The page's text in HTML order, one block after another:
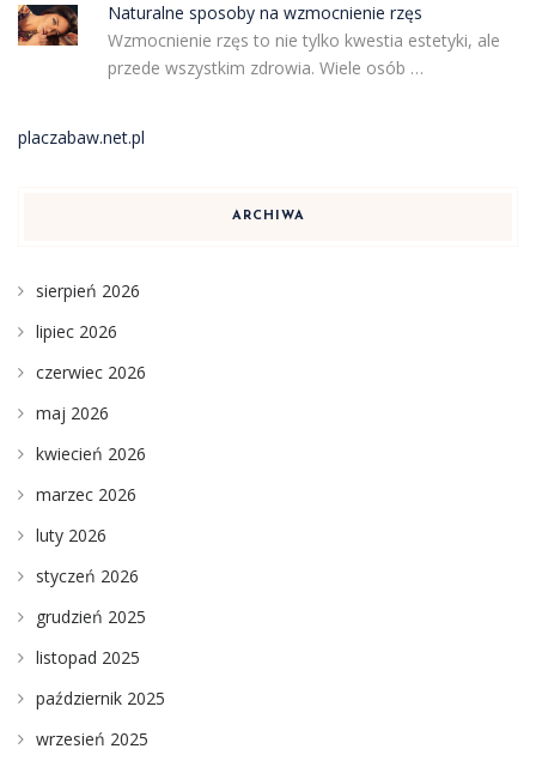
Naturalne sposoby na wzmocnienie rzęs
Wzmocnienie rzęs to nie tylko kwestia estetyki, ale
przede wszystkim zdrowia. Wiele osób …
placzabaw.net.pl
ARCHIWA
sierpień 2026
lipiec 2026
czerwiec 2026
maj 2026
kwiecień 2026
marzec 2026
luty 2026
styczeń 2026
grudzień 2025
listopad 2025
październik 2025
wrzesień 2025